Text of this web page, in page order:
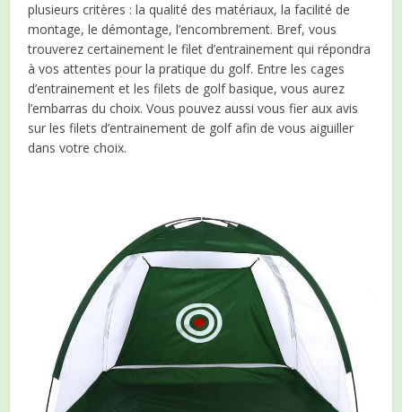
plusieurs critères : la qualité des matériaux, la facilité de
montage, le démontage, l’encombrement. Bref, vous
trouverez certainement le filet d’entrainement qui répondra
à vos attentes pour la pratique du golf. Entre les cages
d’entrainement et les filets de golf basique, vous aurez
l’embarras du choix. Vous pouvez aussi vous fier aux avis
sur les filets d’entrainement de golf afin de vous aiguiller
dans votre choix.